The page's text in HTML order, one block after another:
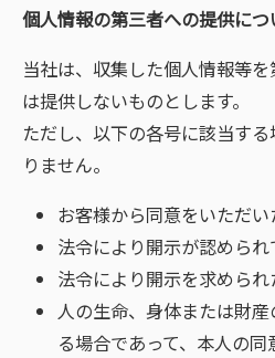
個人情報の第三者への提供につ
当社は、収集した個人情報等
は提供しないものとします。
ただし、以下の各号に該当す
りません。
お客様から同意をいただい
法令により開示が認められ
法令により開示を求められ
人の生命、身体または財
る場合であって、本人の